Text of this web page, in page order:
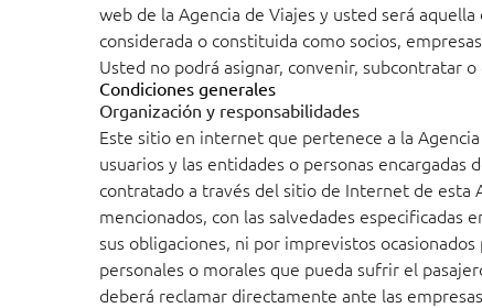
web de la Agencia de Viajes y usted será
considerada o constituida como socios,
Usted no podrá asignar, convenir, subcontratar
Condiciones generales
Organización y responsabilidades
Este sitio en internet que pertenece a la
usuarios y las entidades o personas
contratado a través del sitio de Internet de esta
mencionados, con las salvedades especificadas
sus obligaciones, ni por imprevistos
personales o morales que pueda sufrir el
deberá reclamar directamente ante las